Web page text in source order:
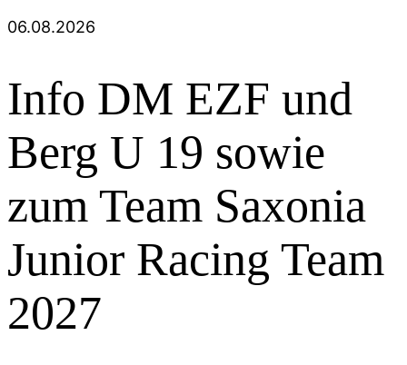
06.08.2026
Info DM EZF und
Berg U 19 sowie
zum Team Saxonia
Junior Racing Team
2027